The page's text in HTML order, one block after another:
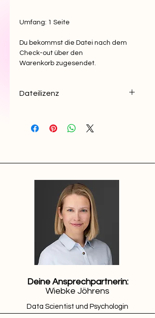
Umfang: 1 Seite
Du bekommst die Datei nach dem
Check-out über den
Warenkorb zugesendet.
Dateilizenz
werden und dient nur der
Verfielfältigungen
Abschnitte sind untersagt.
Das Urheberrecht obliegt der Autorin
(Wiebke Plückhahn),
das Dokument ist ihr geistiges
Deine Ansprechpartnerin:
Wiebke Jöhrens
Data Scientist und Psychologin